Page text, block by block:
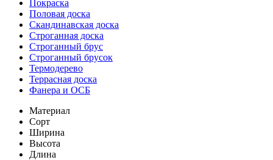
Покраска
Половая доска
Скандинавская доска
Строганная доска
Строганный брус
Строганный брусок
Термодерево
Террасная доска
Фанера и ОСБ
Материал
Сорт
Ширина
Высота
Длина